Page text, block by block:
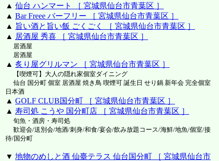
▲ 仙台 ハンマート ［ 宮城県仙台市青葉区 ］
▲ Bar Freee バーフリー ［ 宮城県仙台市青葉区 ］
▲ 旨い酒と旨い飯 ごくごく ［ 宮城県仙台市青葉区 ］
▲ 居酒屋 秀喜 ［ 宮城県仙台市青葉区 ］
居酒屋
居酒屋
▲ 炙り屋グリルマン ［ 宮城県仙台市青葉区 ］
【喫煙可】大人の隠れ家個室ダイニング
仙台 国分町 個室 居酒屋 焼き鳥 喫煙可 誕生日 せり鍋 新年会 完全個室
日本酒
▲ GOLF CLUB国分町 ［ 宮城県仙台市青葉区 ］
▲ 寿司処 こうや 国分町店 ［ 宮城県仙台市青葉区 ］
旬魚・酒房・寿司処
歓迎会/送別会/地酒/刺身/和食/宴会/飲み放題コース/海鮮/地魚/個室/接
待/国分町
▼ 地物のめしと酒 仙臺テラス 仙台国分町 ［ 宮城県仙台市